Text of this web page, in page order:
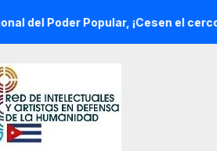
Popular, ¡Cesen el cerco